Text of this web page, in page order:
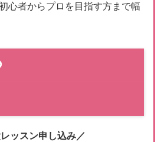
心者からプロを目指す方まで幅
ッスン申し込み／